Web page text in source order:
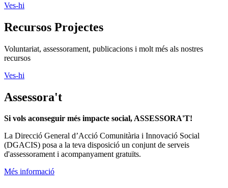
Ves-hi
Recursos Projectes
Voluntariat, assessorament, publicacions i molt més als nostres
recursos
Ves-hi
Assessora't
Si vols aconseguir més impacte social, ASSESSORA'T!
La Direcció General d’Acció Comunitària i Innovació Social
(DGACIS) posa a la teva disposició un conjunt de serveis
d'assessorament i acompanyament gratuïts.
Més informació